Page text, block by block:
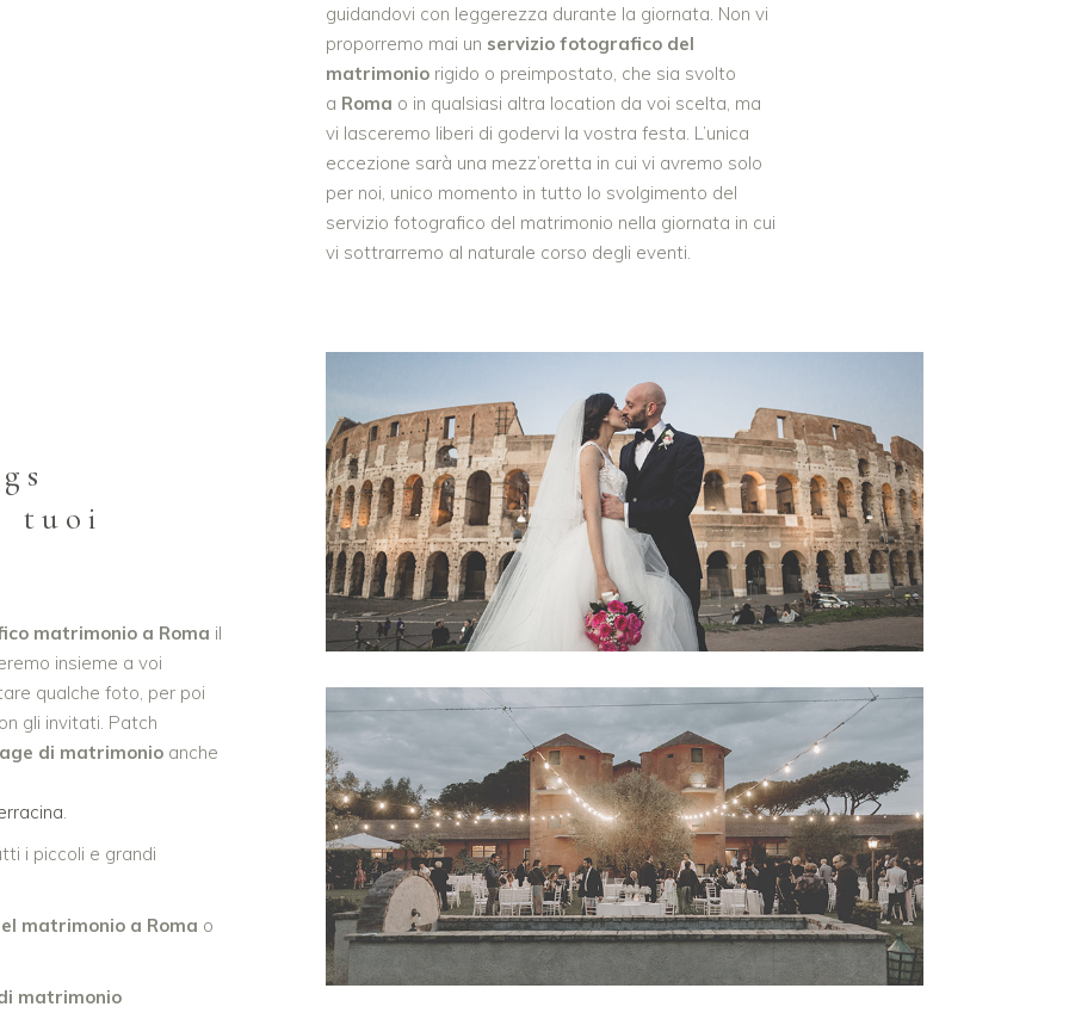
guidandovi con leggerezza durante la giornata. Non vi
proporremo mai un servizio fotografico del
matrimonio rigido o preimpostato, che sia svolto
a Roma o in qualsiasi altra location da voi scelta, ma
vi lasceremo liberi di godervi la vostra festa. L’unica
eccezione sarà una mezz’oretta in cui vi avremo solo
per noi, unico momento in tutto lo svolgimento del
servizio fotografico del matrimonio nella giornata in cui
vi sottrarremo al naturale corso degli eventi.
tuoi
matrimonio a Roma il
insieme a voi
qualche foto, per poi
gli invitati. Patch
di matrimonio anche
.
i piccoli e grandi
matrimonio a Roma o
matrimonio